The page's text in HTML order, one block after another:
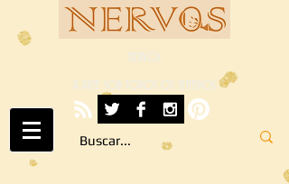
NERVOS
A ARTE SOB TODOS OS SENTIDOS